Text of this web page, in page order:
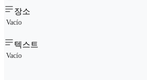
장소
Vacío
텍스트
Vacío